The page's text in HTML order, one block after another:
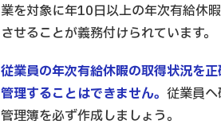
業を対象に年10日以上の年次有給休
させることが義務付けられています
従業員の年次有給休暇の取得状況を
管理することはできません。 従業員
管理簿を必ず作成しましょう。